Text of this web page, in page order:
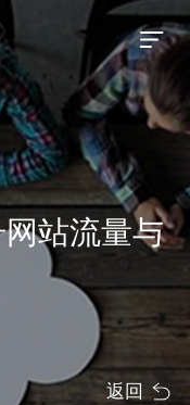
我们
务
案例
站流量与
返回